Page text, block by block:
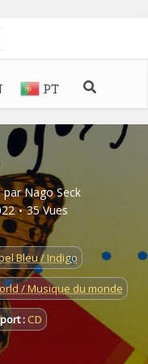
PT
par Nago Seck
35 Vues
Bleu / Indigo
/ Musique du monde
: CD